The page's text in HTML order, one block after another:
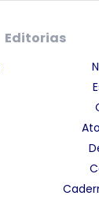
Editorias